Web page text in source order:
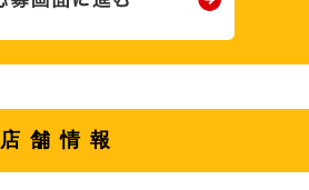
店舗情報